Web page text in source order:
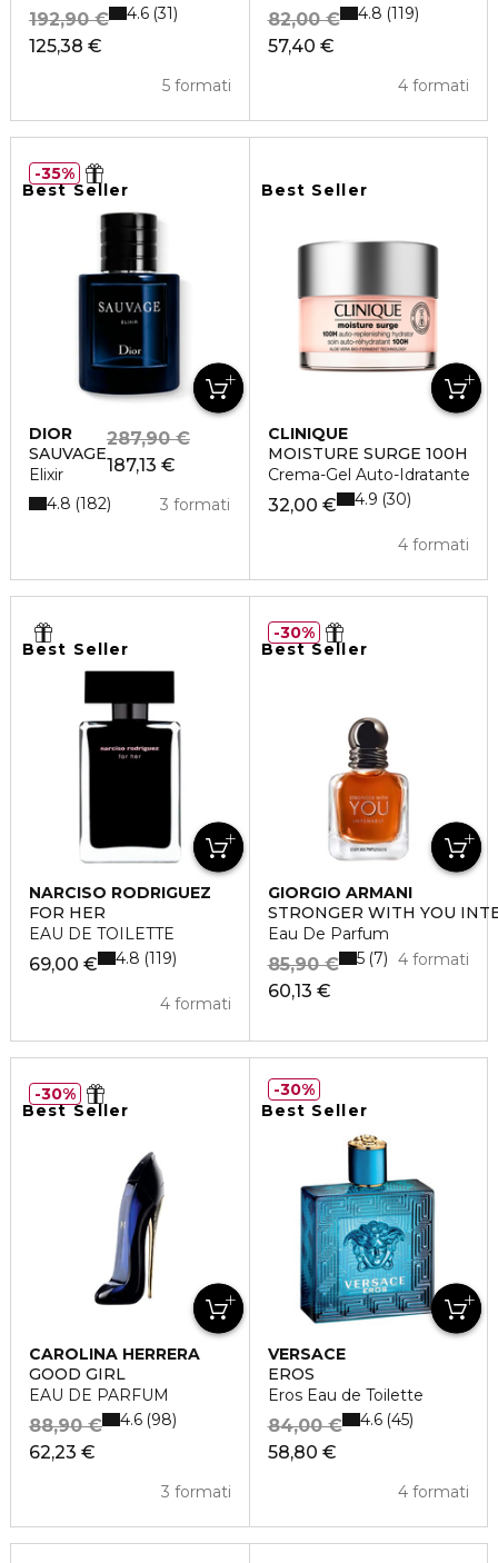
125,38 €
192,90 €
5 formati
4.6 31
57,40 €
82,00 €
4 formati
4.8 119
Best Seller
DIOR
SAUVAGE
Elixir
187,13 €
287,90 €
3 formati
4.8 182
35%
Best Seller
CLINIQUE
MOISTURE SURGE 100H
Crema-Gel Auto-Idratante
32,00 €
4 formati
4.9 30
Best Seller
NARCISO RODRIGUEZ
FOR HER
EAU DE TOILETTE
69,00 €
4 formati
4.8 119
Best Seller
GIORGIO ARMANI
STRONGER WITH YOU
Eau De Parfum
60,13 €
85,90 € 4 formati
5 7
30%
Best Seller
CAROLINA HERRERA
GOOD GIRL
EAU DE PARFUM
62,23 €
88,90 €
3 formati
4.6 98
30%
Best Seller
VERSACE
EROS
Eros Eau de Toilette
58,80 €
84,00 €
4 formati
4.6 45
30%